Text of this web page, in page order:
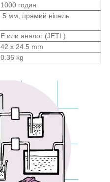
1000 годин
5 мм, прямий ніпель
E или аналог (JETL)
42 x 24.5 mm
0.36 kg